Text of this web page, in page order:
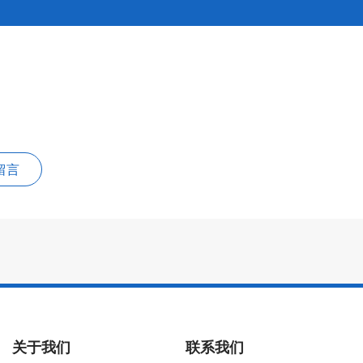
言
关于我们 联系我们